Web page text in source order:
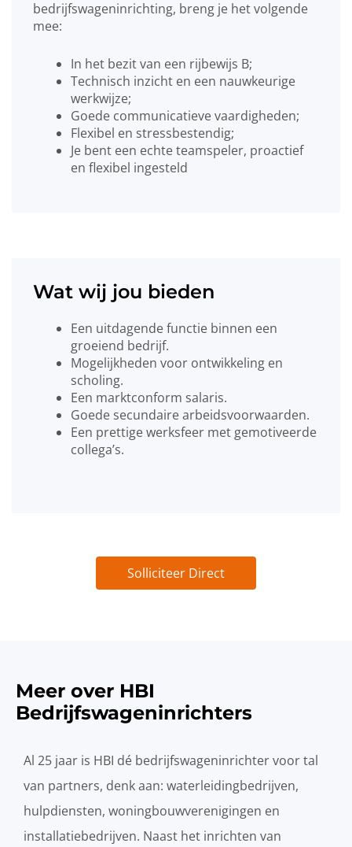
bedrijfswageninrichting, breng je het volgende
mee:
In het bezit van een rijbewijs B;
Technisch inzicht en een nauwkeurige
werkwijze;
Goede communicatieve vaardigheden;
Flexibel en stressbestendig;
Je bent een echte teamspeler, proactief
en flexibel ingesteld
Wat wij jou bieden
Een uitdagende functie binnen een
groeiend bedrijf.
Mogelijkheden voor ontwikkeling en
scholing.
Een marktconform salaris.
Goede secundaire arbeidsvoorwaarden.
Een prettige werksfeer met gemotiveerde
collega’s.
Solliciteer Direct
Meer over HBI
Bedrijfswageninrichters
Al 25 jaar is HBI dé bedrijfswageninrichter voor tal
van partners, denk aan: waterleidingbedrijven,
hulpdiensten, woningbouwverenigingen en
installatiebedrijven. Naast het inrichten van